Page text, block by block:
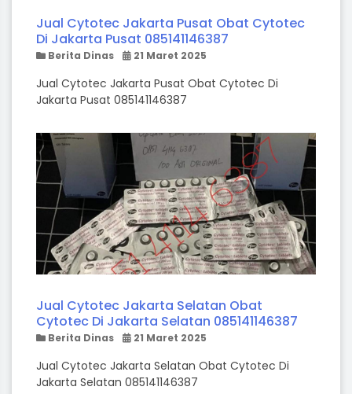
Jual Cytotec Jakarta Pusat Obat Cytotec
Di Jakarta Pusat 085141146387
Berita Dinas 21 Maret 2025
Jual Cytotec Jakarta Pusat Obat Cytotec Di
Jakarta Pusat 085141146387
Jual Cytotec Jakarta Selatan Obat
Cytotec Di Jakarta Selatan 085141146387
Berita Dinas 21 Maret 2025
Jual Cytotec Jakarta Selatan Obat Cytotec Di
Jakarta Selatan 085141146387